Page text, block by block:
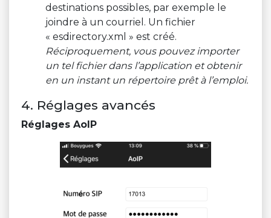
destinations possibles, par exemple le
joindre à un courriel. Un fichier
« esdirectory.xml » est créé.
Réciproquement, vous pouvez importer
un tel fichier dans l’application et obtenir
en un instant un répertoire prêt à l’emploi.
4. Réglages avancés
Réglages AoIP